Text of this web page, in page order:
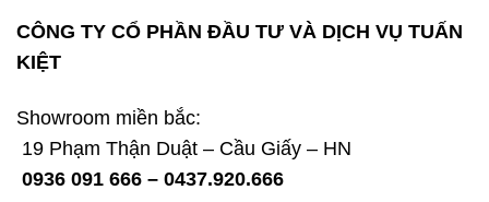
CÔNG TY CỔ PHẦN ĐẦU TƯ VÀ DỊCH VỤ TUẤN
KIỆT
Showroom miền bắc:
19 Phạm Thận Duật – Cầu Giấy – HN
0936 091 666 – 0437.920.666